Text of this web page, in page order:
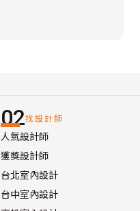
02找設計師
人氣設計師
獲獎設計師
台北室內設計
台中室內設計